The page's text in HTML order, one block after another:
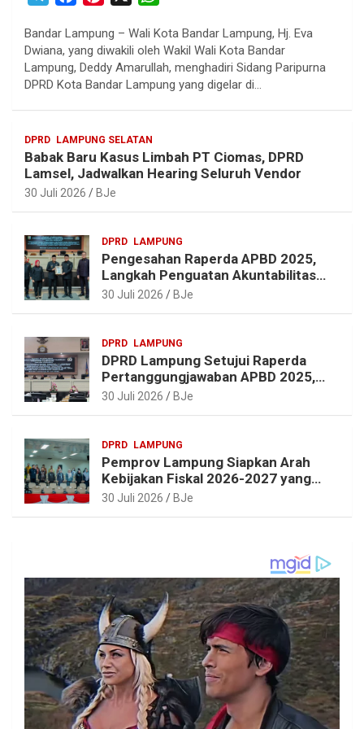
l
e
g
m
c
e
b
k
n
t
e
s
t
a
s
Bandar Lampung – Wali Kota Bandar Lampung, Hj. Eva
Dwiana, yang diwakili oleh Wakil Wali Kota Bandar
Lampung, Deddy Amarullah, menghadiri Sidang Paripurna
DPRD Kota Bandar Lampung yang digelar di…
DPRD LAMPUNG SELATAN
Babak Baru Kasus Limbah PT Ciomas, DPRD
Lamsel, Jadwalkan Hearing Seluruh Vendor
30 Juli 2026 BJe
DPRD LAMPUNG
Pengesahan Raperda APBD 2025,
Langkah Penguatan Akuntabilitas
dan Pembangunan Lampung
30 Juli 2026 BJe
DPRD LAMPUNG
DPRD Lampung Setujui Raperda
Pertanggungjawaban APBD 2025,
Beri Sejumlah Rekomendasi
30 Juli 2026 BJe
DPRD LAMPUNG
Pemprov Lampung Siapkan Arah
Kebijakan Fiskal 2026-2027 yang
Realistis dan Berkelanjutan
30 Juli 2026 BJe